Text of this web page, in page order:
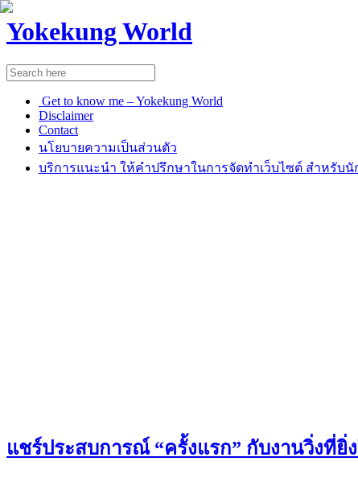
Yokekung World
Get to know me – Yokekung World
Disclaimer
Contact
นโยบายความเป็นส่วนตัว
บริการแนะนำ ให้คำปรึกษาในการจัดทำเว็บไซต์ สำหรับนั
แชร์ประสบการณ์ “ครั้งแรก” กับงานวิ่งที่ยิ่